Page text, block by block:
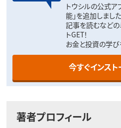
トウシルの公式ア
能」を追加しました
記事を読むなどの
トGET！
お金と投資の学び
今すぐインス
著者プロフィール